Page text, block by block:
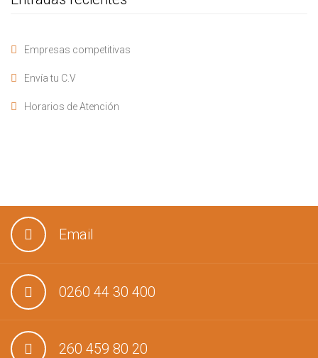
Empresas competitivas
Envía tu C.V
Horarios de Atención
Email
0260 44 30 400
260 459 80 20